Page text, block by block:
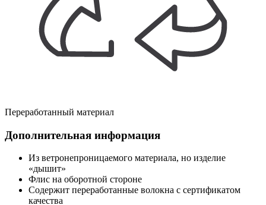
Переработанный материал
Дополнительная информация
Из ветронепроницаемого материала, но изделие
«дышит»
Флис на оборотной стороне
Содержит переработанные волокна с сертификатом
качества